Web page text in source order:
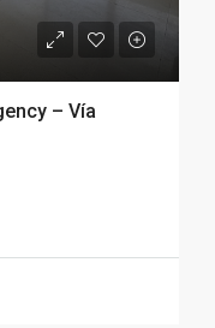
– Vía